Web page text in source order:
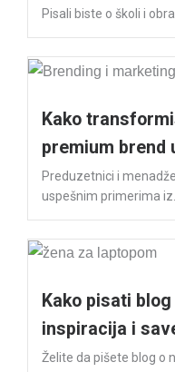
Pisali biste o školi i
Kako
premium brend
Preduzetnici i
uspešnim primerima iz...
Kako pisati
inspiracija i
Želite da pišete blog o